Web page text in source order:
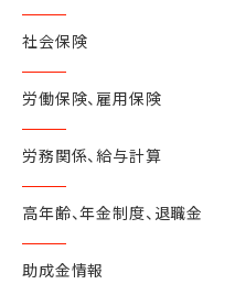
社会保険
労働保険、雇用保険
労務関係、給与計算
高年齢、年金制度、退職金
助成金情報